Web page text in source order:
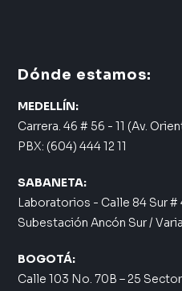
Dónde estamos:
MEDELLÍN:
Carrera. 46 # 56 - 11 (Av.
PBX: (604) 444 12 11
SABANETA:
Laboratorios - Calle 84 Sur #
Subestación Ancón Sur /
BOGOTÁ:
Calle 103 No. 70B – 25